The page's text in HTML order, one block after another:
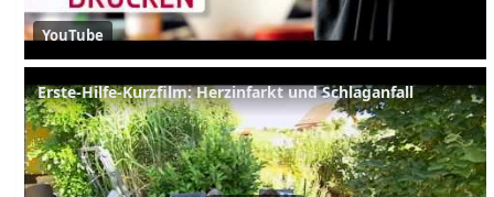
YouTube
Erste-Hilfe-Kurzfilm: Herzinfarkt und Schlaganfall